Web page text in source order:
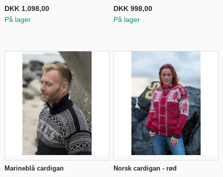
DKK 1.098,00
På lager
DKK 998,00
På lager
Marineblå cardigan Norsk cardigan - rød